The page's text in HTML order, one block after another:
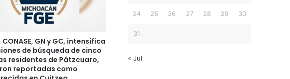
CONASE, GN y GC, intensifica
de búsqueda de cinco
residentes de Pátzcuaro,
reportadas como
24 25 26 27 28 29 30
31
« Jul